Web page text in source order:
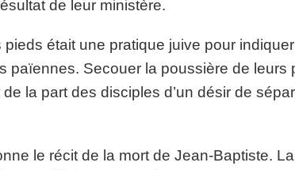
de leur ministère.
était une pratique juive pour
païennes. Secouer la poussière de leurs
la part des disciples d’un désir de
le récit de la mort de Jean-Baptiste.